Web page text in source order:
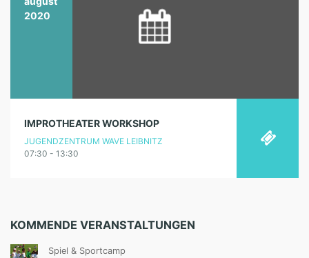
2020
IMPROTHEATER WORKSHOP
JUGENDZENTRUM WAVE LEIBNITZ
07:30 - 13:30
KOMMENDE VERANSTALTUNGEN
Spiel & Sportcamp